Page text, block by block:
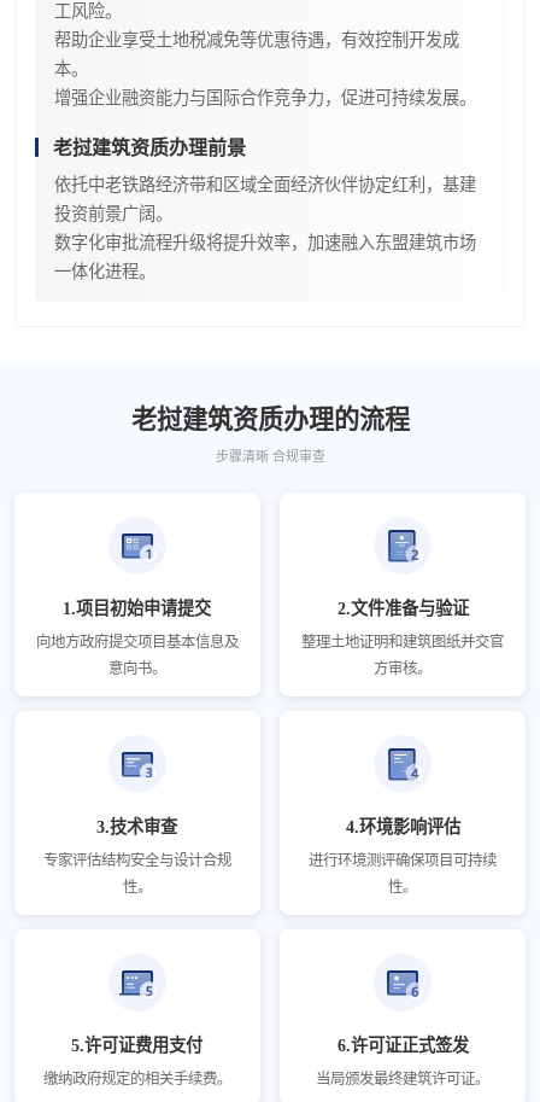
工风险。
帮助企业享受土地税减免等优惠待遇，有效控制开发成
本。
增强企业融资能力与国际合作竞争力，促进可持续发展。
老挝建筑资质办理前景
依托中老铁路经济带和区域全面经济伙伴协定红利，基建
投资前景广阔。
数字化审批流程升级将提升效率，加速融入东盟建筑市场
一体化进程。
老挝建筑资质办理的流程
步骤清晰 合规审查
1.项目初始申请提交
向地方政府提交项目基本信息及
意向书。
2.文件准备与验证
整理土地证明和建筑图纸并交官
方审核。
3.技术审查
专家评估结构安全与设计合规
性。
4.环境影响评估
进行环境测评确保项目可持续
性。
5.许可证费用支付
缴纳政府规定的相关手续费。
6.许可证正式签发
当局颁发最终建筑许可证。